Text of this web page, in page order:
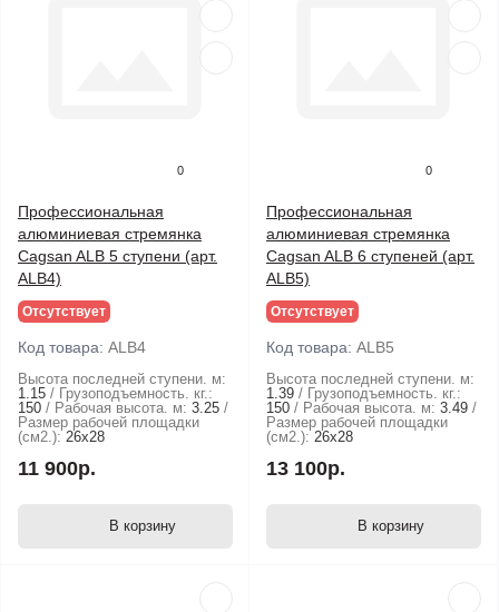
0
Профессиональная
алюминиевая стремянка
Cagsan ALB 5 ступени (арт.
ALB4)
Отсутствует
Код товара: ALB4
Высота последней ступени. м:
1.15
Грузоподъемность. кг.:
150
Рабочая высота. м: 3.25
Размер рабочей площадки
(см2.): 26х28
11 900р.
В корзину
0
Профессиональная
алюминиевая стремянка
Cagsan ALB 6 ступеней (арт.
ALB5)
Отсутствует
Код товара: ALB5
Высота последней ступени. м:
1.39
Грузоподъемность. кг.:
150
Рабочая высота. м: 3.49
Размер рабочей площадки
(см2.): 26х28
13 100р.
В корзину